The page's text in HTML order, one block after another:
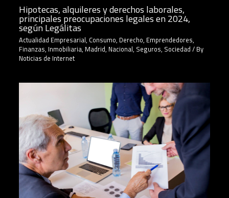
Hipotecas, alquileres y derechos laborales,
principales preocupaciones legales en 2024,
según Legálitas
Actualidad Empresarial, Consumo, Derecho, Emprendedores,
Finanzas, Inmobiliaria, Madrid, Nacional, Seguros, Sociedad/ By
Noticias de Internet